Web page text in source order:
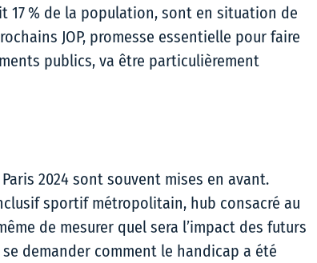
17 % de la population, sont en situation de
JOP, promesse essentielle pour faire
publics, va être particulièrement
2024 sont souvent mises en avant.
sportif métropolitain, hub consacré au
de mesurer quel sera l’impact des futurs
demander comment le handicap a été